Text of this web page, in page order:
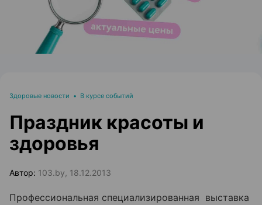
Здоровые новости • В курсе событий
Праздник красоты и
здоровья
Автор: 103.by, 18.12.2013
Профессиональная специализированная выставка